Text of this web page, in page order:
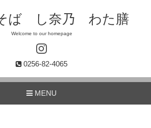
ば し奈乃 わた膳
Welcome to our homepage
0256-82-4065
MENU